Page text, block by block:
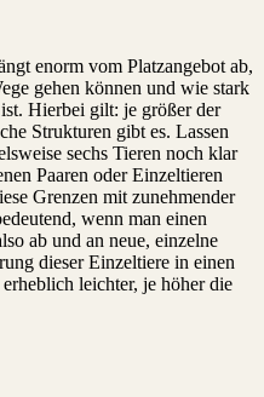
enorm vom Platzangebot ab,
gehen können und wie stark
Hierbei gilt: je größer der
Strukturen gibt es. Lassen
sechs Tieren noch klar
Paaren oder Einzeltieren
Grenzen mit zunehmender
wenn man einen
ab und an neue, einzelne
dieser Einzeltiere in einen
leichter, je höher die